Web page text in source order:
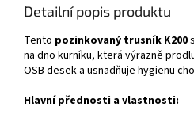
Detailní popis produktu
Tento pozinkovaný trusník K200
na dno kurníku, která výrazně
OSB desek a usnadňuje hygienu
Hlavní přednosti a vlastnosti: